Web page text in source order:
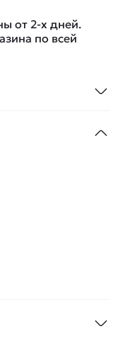
от 2-х дней.
по всей